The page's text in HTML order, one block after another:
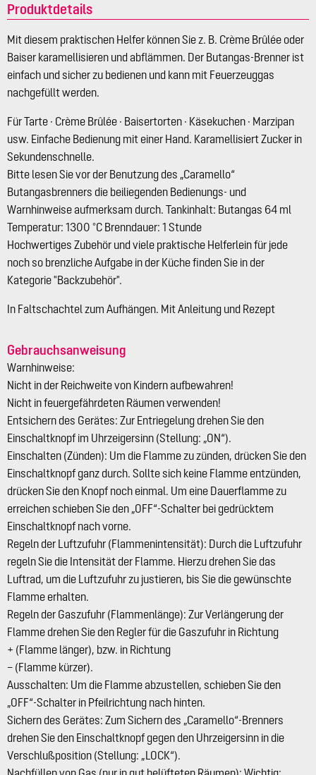
Produktdetails
Mit diesem praktischen Helfer können Sie z. B. Crème Brûlée oder
Baiser karamellisieren und abflämmen. Der Butangas-Brenner ist
einfach und sicher zu bedienen und kann mit Feuerzeuggas
nachgefüllt werden.
Für Tarte · Crème Brûlée · Baisertorten · Käsekuchen · Marzipan
usw. Einfache Bedienung mit einer Hand. Karamellisiert Zucker in
Sekundenschnelle.
Bitte lesen Sie vor der Benutzung des „Caramello“
Butangasbrenners die beiliegenden Bedienungs- und
Warnhinweise aufmerksam durch. Tankinhalt: Butangas 64 ml
Temperatur: 1300 °C Brenndauer: 1 Stunde
Hochwertiges Zubehör und viele praktische Helferlein für jede
noch so brenzliche Aufgabe in der Küche finden Sie in der
Kategorie "Backzubehör".
In Faltschachtel zum Aufhängen. Mit Anleitung und Rezept
Gebrauchsanweisung
Warnhinweise:
Nicht in der Reichweite von Kindern aufbewahren!
Nicht in feuergefährdeten Räumen verwenden!
Entsichern des Gerätes: Zur Entriegelung drehen Sie den
Einschaltknopf im Uhrzeigersinn (Stellung: „ON“).
Einschalten (Zünden): Um die Flamme zu zünden, drücken Sie den
Einschaltknopf ganz durch. Sollte sich keine Flamme entzünden,
drücken Sie den Knopf noch einmal. Um eine Dauerflamme zu
erreichen schieben Sie den „OFF“-Schalter bei gedrücktem
Einschaltknopf nach vorne.
Regeln der Luftzufuhr (Flammenintensität): Durch die Luftzufuhr
regeln Sie die Intensität der Flamme. Hierzu drehen Sie das
Luftrad, um die Luftzufuhr zu justieren, bis Sie die gewünschte
Flamme erhalten.
Regeln der Gaszufuhr (Flammenlänge): Zur Verlängerung der
Flamme drehen Sie den Regler für die Gaszufuhr in Richtung
+ (Flamme länger), bzw. in Richtung
– (Flamme kürzer).
Ausschalten: Um die Flamme abzustellen, schieben Sie den
„OFF“-Schalter in Pfeilrichtung nach hinten.
Sichern des Gerätes: Zum Sichern des „Caramello“-Brenners
drehen Sie den Einschaltknopf gegen den Uhrzeigersinn in die
Verschlußposition (Stellung: „LOCK“).